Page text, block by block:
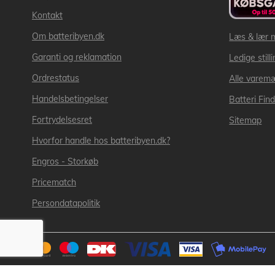
Kontakt
Om batteribyen.dk
Garanti og reklamation
Ordrestatus
Handelsbetingelser
Fortrydelsesret
Hvorfor handle hos batteribyen.dk?
Engros - Storkøb
Pricematch
Persondatapolitik
Læs & lær
Ledige
Alle
Batteri
Sitemap